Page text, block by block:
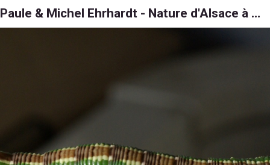
Paule & Michel Ehrhardt - Nature d'Alsace à 6, 8 et 1000 pattes